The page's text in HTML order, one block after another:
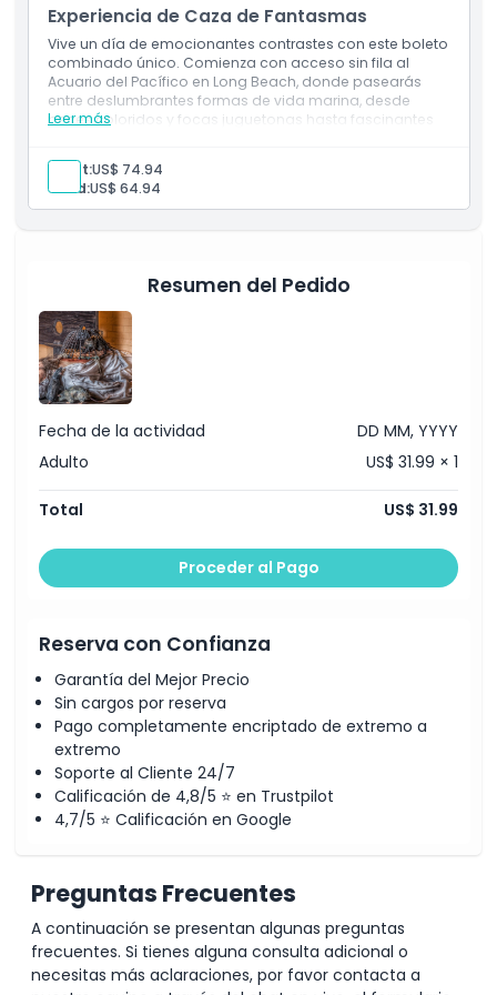
escalofriante en el corazón de Los Ángeles.
Aspectos Destacados
Política para Niños y Adultos
Cosas a Saber
Ubicación
Política de Cancelación
Experiencia de Caza de Fantasmas
Vive un día de emocionantes contrastes con este boleto
combinado único. Comienza con acceso sin fila al
Acuario del Pacífico en Long Beach, donde pasearás
entre deslumbrantes formas de vida marina, desde
peces coloridos y focas juguetonas hasta fascinantes
escalofriante del Museo Medieval de la Tortura y eleva la
aventura con una experiencia estremecedora de caza
de fantasmas entre artefactos históricos. Es una
combinación perfecta de maravilla oceánica y misterio
Leer más
Adult:US$ 74.94
Child:US$ 64.94
Resumen del Pedido
Fecha de la actividad
DD MM, YYYY
Adulto
US$ 31.99 × 1
Total US$ 31.99
Proceder al Pago
Reserva con Confianza
Garantía del Mejor Precio
Sin cargos por reserva
Pago completamente encriptado de extremo a
extremo
Soporte al Cliente 24/7
Calificación de 4,8/5 ⭐ en Trustpilot
4,7/5 ⭐ Calificación en Google
Preguntas Frecuentes
A continuación se presentan algunas preguntas
frecuentes. Si tienes alguna consulta adicional o
necesitas más aclaraciones, por favor contacta a